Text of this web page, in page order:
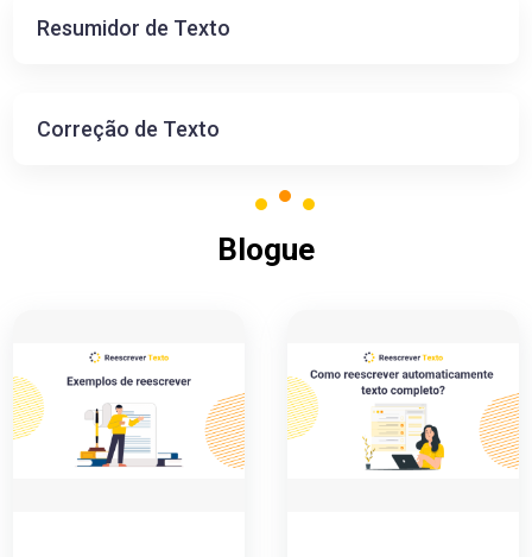
Resumidor de Texto
Correção de Texto
Blogue